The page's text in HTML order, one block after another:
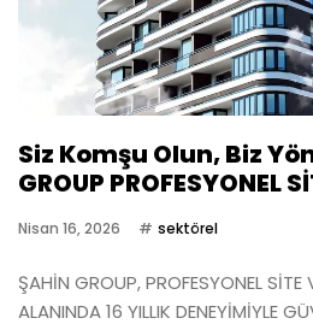
Siz Komşu Olun, Biz
GROUP PROFESYONEL
Nisan 16, 2026 sektörel
ŞAHİN GROUP, PROFESYONEL
ALANINDA 16 YILLIK DENEYİMİYLE